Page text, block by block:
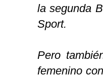
la segunda
Sport.
Pero
femenino